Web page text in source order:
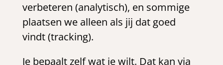
verbeteren (analytisch), en sommige
plaatsen we alleen als jij dat goed
vindt (tracking).
Je bepaalt zelf wat je wilt. Dat kan via